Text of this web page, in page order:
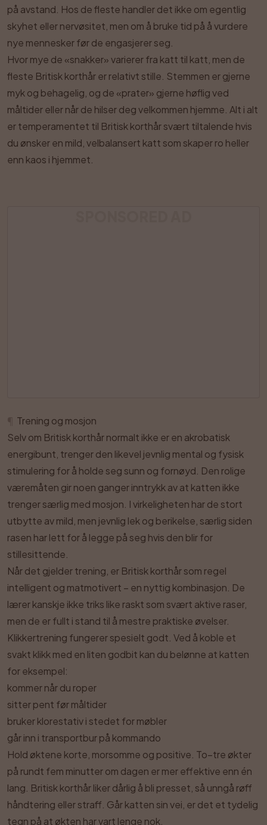
på avstand. Hos de fleste handler det ikke om egentlig
skyhet eller nervøsitet, men om å bruke tid på å vurdere
nye mennesker før de engasjerer seg.
Hvor mye de «snakker» varierer fra katt til katt, men de
fleste Britisk korthår er relativt stille. Stemmen er gjerne
myk og behagelig, og de «prater» gjerne høflig ved
måltider eller når de hilser deg velkommen hjemme. Alt i alt
er temperamentet til Britisk korthår svært tiltalende hvis
du ønsker en mild, velbalansert katt som skaper ro heller
enn kaos i hjemmet.
Trening og mosjon
Selv om Britisk korthår normalt ikke er en akrobatisk
energibunt, trenger den likevel jevnlig mental og fysisk
stimulering for å holde seg sunn og fornøyd. Den rolige
væremåten gir noen ganger inntrykk av at katten ikke
trenger særlig med mosjon. I virkeligheten har de stort
utbytte av mild, men jevnlig lek og berikelse, særlig siden
rasen har lett for å legge på seg hvis den blir for
stillesittende.
Når det gjelder trening, er Britisk korthår som regel
intelligent og matmotivert – en nyttig kombinasjon. De
lærer kanskje ikke triks like raskt som svært aktive raser,
men de er fullt i stand til å mestre praktiske øvelser.
Klikkertrening fungerer spesielt godt. Ved å koble et
svakt klikk med en liten godbit kan du belønne at katten
for eksempel:
kommer når du roper
sitter pent før måltider
bruker klorestativ i stedet for møbler
går inn i transportbur på kommando
Hold øktene korte, morsomme og positive. To–tre økter
på rundt fem minutter om dagen er mer effektive enn én
lang. Britisk korthår liker dårlig å bli presset, så unngå røff
håndtering eller straff. Går katten sin vei, er det et tydelig
tegn på at økten har vart lenge nok.